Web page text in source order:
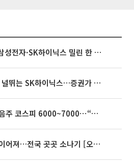
[베스트&워스트] 삼성전자·SK하이닉스 밀린 한 주…상상인증권은 85% 급등
'불안과 기대 사이' 널뛰는 SK하이닉스…증권가 "HBM4·LTA 기반 펀터멘털 견고"
[주간증시전망] 다음주 코스피 6000~7000⋯“外人 수급은 정책이 변수”
35도 안팎 무더위 이어져…전국 곳곳 소나기 [오늘 날씨]